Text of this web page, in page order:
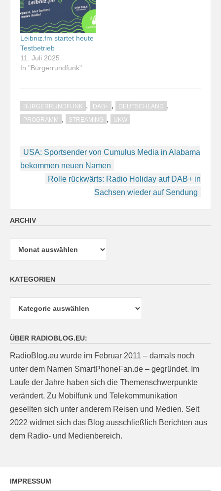
Leibniz.fm startet heute
Testbetrieb
11. Juli 2025
In "Bürgerrundfunk"
BÜRGERRUNDFUNK , DAB+ , DEUTSCHLAND ,
PROGRAMM , STREAMING , UKW
Beitragsnavigation
USA: Sportsender von Cumulus Media in Alabama
bekommen neuen Namen
Rolle rückwärts: Radio Holiday auf DAB+ in
Sachsen wieder auf Sendung
ARCHIV
Archiv
KATEGORIEN
ÜBER RADIOBLOG.EU:
RadioBlog.eu wurde im Februar 2011 – damals noch
unter dem Namen SmartPhoneFan.de – gegründet. Im
Laufe der Jahre haben sich die Themenschwerpunkte
verändert. Zu Mobilfunk und Telekommunikation
gesellten sich unter anderem Reisen und Medien. Seit
2022 widmet sich das Blog ausschließlich Berichten aus
dem Radio- und Medienbereich.
IMPRESSUM